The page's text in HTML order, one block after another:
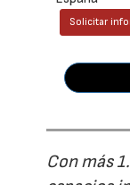
Solicitar
Con más